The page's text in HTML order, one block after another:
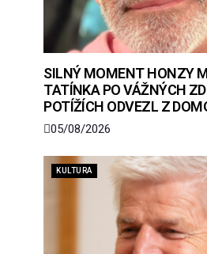
SILNÝ MOMENT HONZY
TATÍNKA PO VÁŽNÝCH
POTÍŽÍCH ODVEZL Z
05/08/2026
KULTURA